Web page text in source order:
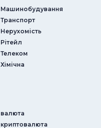
Машинобудування
Транспорт
Нерухомість
Рітейл
Телеком
Хімічна
валюта
криптовалюта